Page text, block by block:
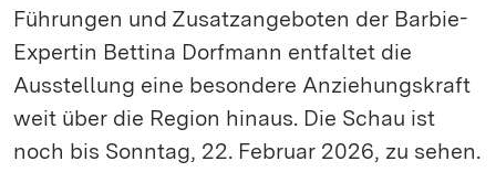
Führungen und Zusatzangeboten der Barbie-
Expertin Bettina Dorfmann entfaltet die
Ausstellung eine besondere Anziehungskraft
weit über die Region hinaus. Die Schau ist
noch bis Sonntag, 22. Februar 2026, zu sehen.